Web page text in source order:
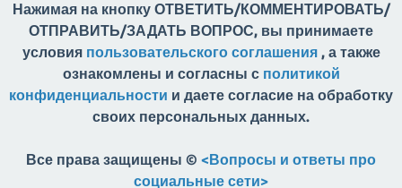
Нажимая на кнопку ОТВЕТИТЬ/КОММЕНТИРОВАТЬ/
ОТПРАВИТЬ/ЗАДАТЬ ВОПРОС, вы принимаете
условия пользовательского соглашения, а также
ознакомлены и согласны с политикой
конфиденциальности и даете согласие на обработку
своих персональных данных.
Все права защищены © <Вопросы и ответы про
социальные сети>